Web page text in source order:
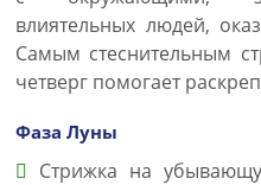
влиятельных людей,
Самым стеснительным
четверг помогает
Фаза Луны
Стрижка на